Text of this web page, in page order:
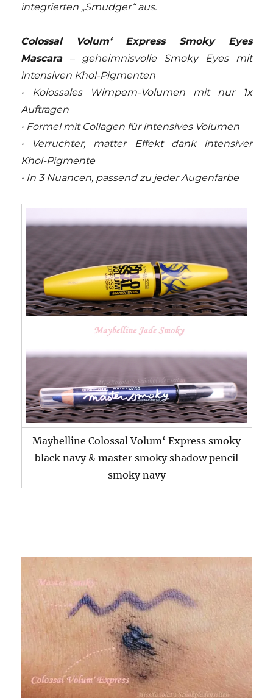
integrierten „Smudger“ aus.
Colossal Volum‘ Express Smoky Eyes
Mascara– geheimnisvolle Smoky Eyes mit
intensiven Khol-Pigmenten
• Kolossales Wimpern-Volumen mit nur 1x
Auftragen
• Formel mit Collagen für intensives Volumen
• Verruchter, matter Effekt dank intensiver
Khol-Pigmente
• In 3 Nuancen, passend zu jeder Augenfarbe
Maybelline Colossal Volum‘ Express smoky
black navy & master smoky shadow pencil
smoky navy